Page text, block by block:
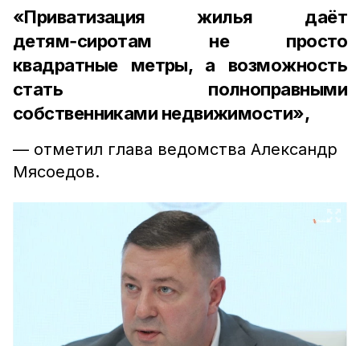
«Приватизация жилья даёт
детям‑сиротам не просто
квадратные метры, а возможность
стать полноправными
собственниками недвижимости»,
— отметил глава ведомства Александр
Мясоедов.